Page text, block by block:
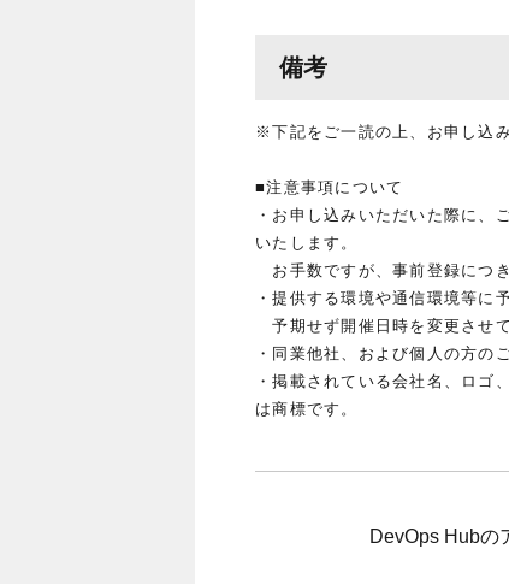
備考
※下記をご一読の上、お申し込
■注意事項について
・お申し込みいただいた際に、
いたします。
お手数ですが、事前登録につ
・提供する環境や通信環境等に
予期せず開催日時を変更させ
・同業他社、および個人の方の
・掲載されている会社名、ロゴ
は商標です。
DevOps Hubの